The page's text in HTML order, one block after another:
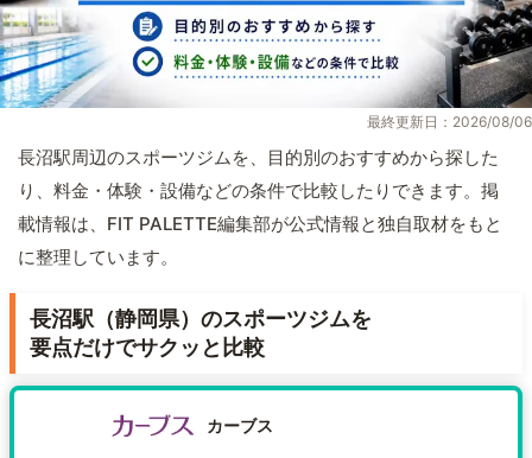
最終更新日：2026/08/06
長沼駅周辺のスポーツジムを、目的別のおすすめから探した
り、料金・体験・設備などの条件で比較したりできます。掲
載情報は、FIT PALETTE編集部が公式情報と独自取材をもと
に整理しています。
長沼駅（静岡県）のスポーツジムを
要点だけでサクッと比較
カーブス